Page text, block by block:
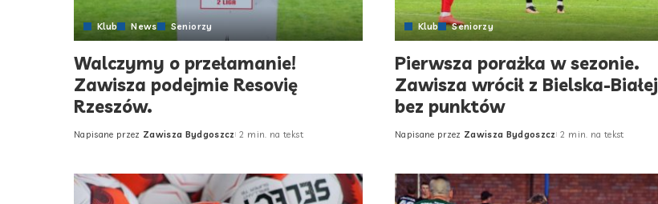
Klub News Seniorzy
Walczymy o przełamanie!
Zawisza podejmie Resovię
Rzeszów.
Posted
Napisane przez Zawisza Bydgoszcz 2 min. na tekst
Klub Seniorzy
Pierwsza porażka w sezonie.
Zawisza wrócił z Bielska-Białej
bez punktów
Posted
Napisane przez Zawisza Bydgoszcz 2 min. na tekst